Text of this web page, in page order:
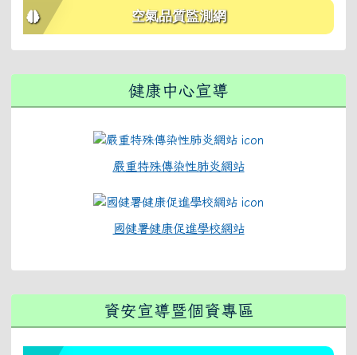
空氣品質監測網
健康中心宣導
嚴重特殊傳染性肺炎網站
國健署健康促進學校網站
資安宣導暨個資專區